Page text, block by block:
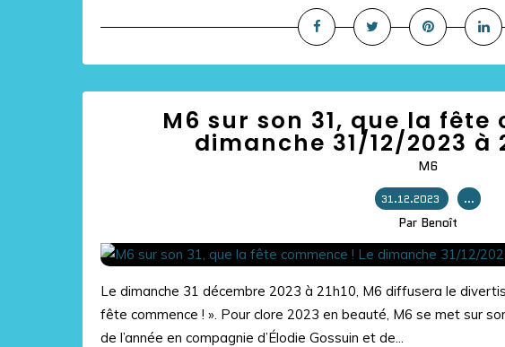
M6 sur son 31, que la fête
dimanche 31/12/2023 à
M6
31.12.2023 …
Par Benoît
Le dimanche 31 décembre 2023 à 21h10, M6 diffusera le
fête commence ! ». Pour clore 2023 en beauté, M6 se met sur
de l’année en compagnie d’Élodie Gossuin et de...